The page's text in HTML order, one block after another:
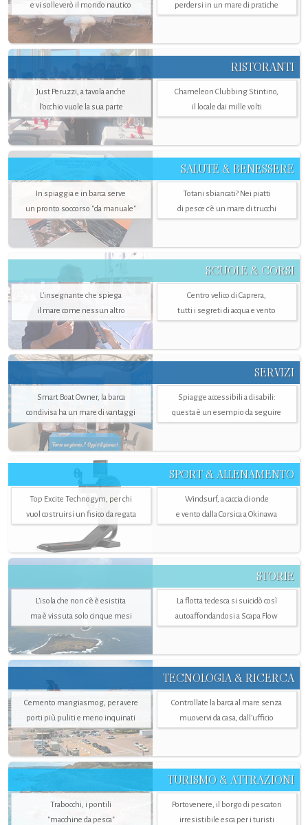
e vi solleverò il mondo nautico perdersi in un mare di pratiche
RISTORANTI
Just Peruzzi, a tavola anche
l’occhio vuole la sua parte
Chameleon Clubbing Stintino,
il locale dai mille volti
SALUTE & BENESSERE
In spiaggia e in barca serve
un pronto soccorso "da manuale"
Totani sbiancati? Nei piatti
di pesce c'è un mare di trucchi
SCUOLE & CORSI
L'insegnante che spiega
il mare come nessun altro
Centro velico di Caprera,
tutti i segreti di acqua e vento
SERVIZI
Smart Boat Owner, la barca
condivisa ha un mare di vantaggi
Spiagge accessibili a disabili:
questa è un esempio da seguire
SPORT & ALLENAMENTO
Top Excite Technogym, per chi
vuol costruirsi un fisico da regata
Windsurf, a caccia di onde
e vento dalla Corsica a Okinawa
STORIE
L’isola che non c'è è esistita
ma è vissuta solo cinque mesi
La flotta tedesca si suicidò così
autoaffondandosi a Scapa Flow
TECNOLOGIA & RICERCA
Cemento mangiasmog, per avere
porti più puliti e meno inquinati
Controllate la barca al mare senza
muovervi da casa, dall’ufficio
TURISMO & ATTRAZIONI
Trabocchi, i pontili
"macchine da pesca"
Portovenere, il borgo di pescatori
irresistibile esca per i turisti